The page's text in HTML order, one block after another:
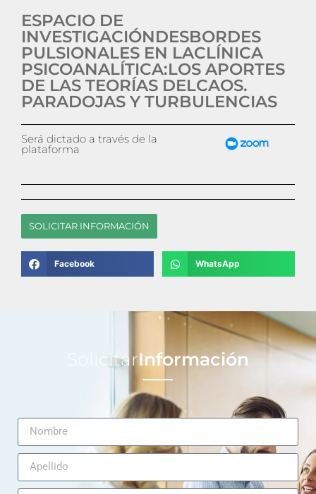
ESPACIO DE
INVESTIGACIÓNDESBORDES
PULSIONALES EN LACLÍNICA
PSICOANALÍTICA:LOS APORTES
DE LAS TEORÍAS DELCAOS.
PARADOJAS Y TURBULENCIAS
Será dictado a través de la
plataforma
SOLICITAR INFORMACIÓN
Facebook WhatsApp
SolicitarInformación